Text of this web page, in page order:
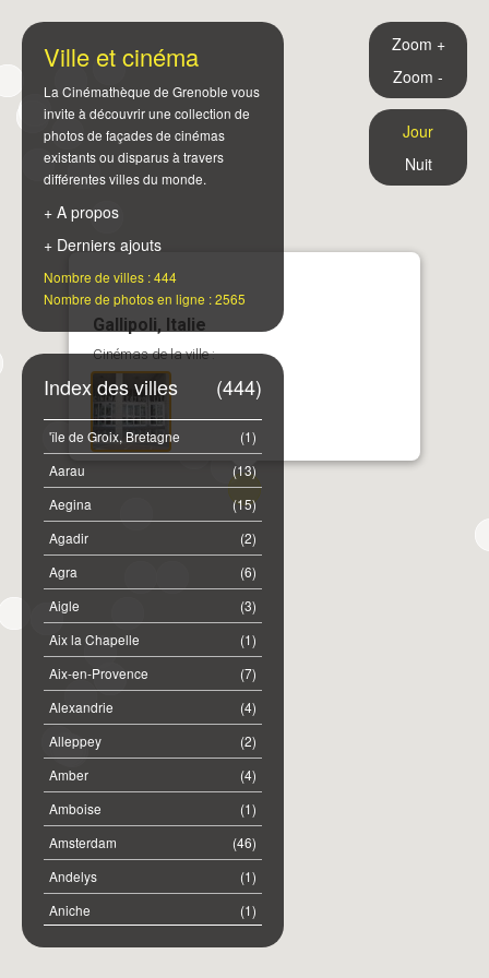
Gallipoli, Italie
Cinémas de la ville :
Ville et cinéma
La Cinémathèque de Grenoble vous
invite à découvrir une collection de
photos de façades de cinémas
existants ou disparus à travers
différentes villes du monde.
+ A propos
+ Derniers ajouts
Nombre de villes : 444
Nombre de photos en ligne : 2565
(444)
Index des villes
(1)
'île de Groix, Bretagne
(13)
Aarau
(15)
Aegina
(2)
Agadir
(6)
Agra
(3)
Aigle
(1)
Aix la Chapelle
(7)
Aix-en-Provence
(4)
Alexandrie
(2)
Alleppey
(4)
Amber
(1)
Amboise
(46)
Amsterdam
(1)
Andelys
(1)
Aniche
(2)
Annemasse
Zoom +
Zoom -
Jour
Nuit